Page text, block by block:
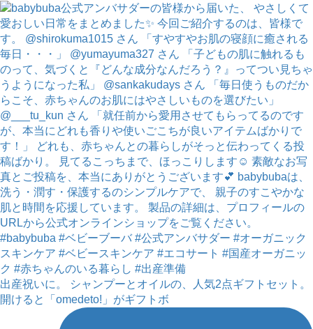
出産祝いに。 シャンプーとオイルの、人気2点ギフトセット。
開けると「omedeto!」がギフトボ